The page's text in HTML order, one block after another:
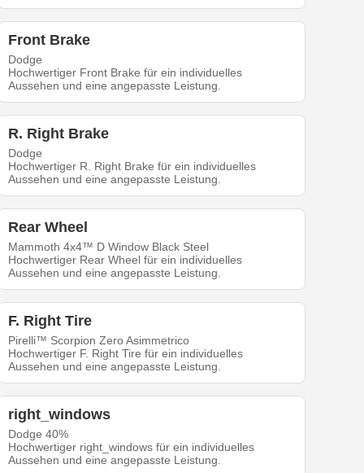
Front Brake
Dodge
Hochwertiger Front Brake für ein individuelles
Aussehen und eine angepasste Leistung.
R. Right Brake
Dodge
Hochwertiger R. Right Brake für ein individuelles
Aussehen und eine angepasste Leistung.
Rear Wheel
Mammoth 4x4™ D Window Black Steel
Hochwertiger Rear Wheel für ein individuelles
Aussehen und eine angepasste Leistung.
F. Right Tire
Pirelli™ Scorpion Zero Asimmetrico
Hochwertiger F. Right Tire für ein individuelles
Aussehen und eine angepasste Leistung.
right_windows
Dodge 40%
Hochwertiger right_windows für ein individuelles
Aussehen und eine angepasste Leistung.